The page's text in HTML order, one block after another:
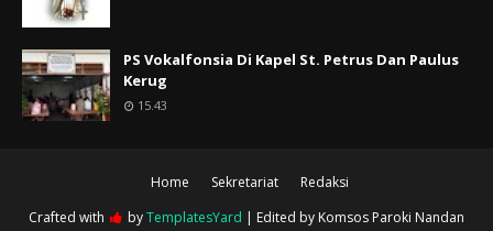
PS Vokalfonsia Di Kapel St. Petrus Dan Paulus
Kerug
15.43
Home Sekretariat
Redaksi
Crafted with
byTemplatesYard | Edited by Komsos Paroki Nandan